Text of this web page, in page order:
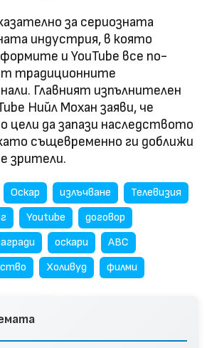
за сериозната
индустрия, в която
и YouTube все по-
традиционните
Главният изпълнителен
Нийл Мохан заяви, че
да запази наследството
същевременно ги доближи
зрители.
Оскар излъчване
Телевизия
Youtube
договор
оскари
ABC
Холивуд филми